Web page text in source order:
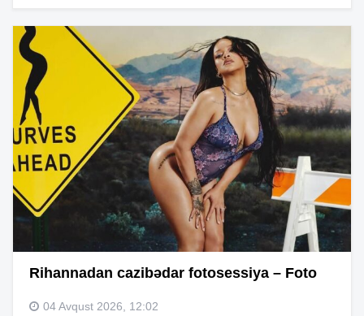
Rihannadan cazibədar fotosessiya – Foto
04 Avqust 2026, 12:02